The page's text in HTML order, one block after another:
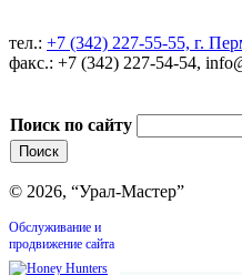
тел.: +7 (342) 227-55-55, г.
факс.: +7 (342) 227-54-54,
Поиск по сайту
© 2026, “Урал-Мастер”
Обслуживание и
продвижение сайта